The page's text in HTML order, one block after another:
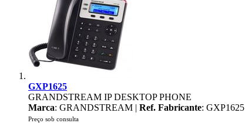
GXP1625
GRANDSTREAM IP DESKTOP PHONE
Marca: GRANDSTREAM | Ref. Fabricante: GXP1625
Preço sob consulta